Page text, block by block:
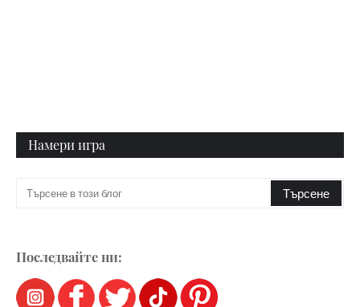
Намери игра
Последвайте ни: